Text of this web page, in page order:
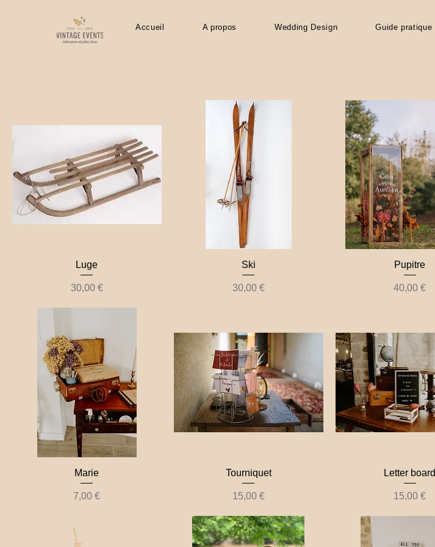
Accueil A propos Wedding Design Guide pratique
Luge
Prix
30,00 €
Ski
Prix
30,00 €
Pupitre
Prix
40,00 €
Marie
Prix
7,00 €
Tourniquet
Prix
15,00 €
Letter board
Prix
15,00 €